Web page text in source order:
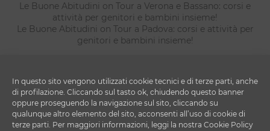
In questo sito vengono utilizzati cookie tecnici e di terze parti, anche
di profilazione. Cliccando sul tasto ok, chiudendo questo banner
oppure proseguendo la navigazione sul sito, cliccando su
qualunque altro elemento del sito, acconsenti all’uso di cookie di
terze parti. Per maggiori informazioni, leggi la nostra Cookie Policy
Le Buone Abitudini on Tour a Verona e Bassano: corsi e
attività per genitori e bambini insieme!
Le Buone Abitudini on Tour a Padova: corsi e attività per
genitori e bambini insieme!